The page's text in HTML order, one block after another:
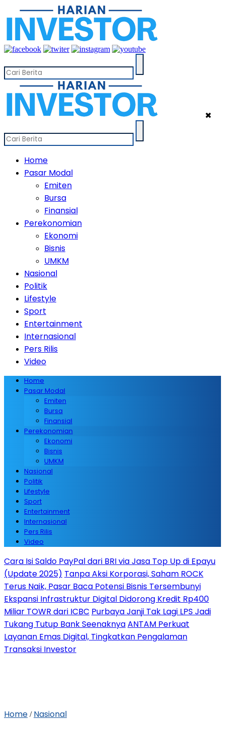
✖
Home
Pasar Modal
Emiten
Bursa
Finansial
Perekonomian
Ekonomi
Bisnis
UMKM
Nasional
Politik
Lifestyle
Sport
Entertainment
Internasional
Pers Rilis
Video
Home
Pasar Modal
Emiten
Bursa
Finansial
Perekonomian
Ekonomi
Bisnis
UMKM
Nasional
Politik
Lifestyle
Sport
Entertainment
Internasional
Pers Rilis
Video
Cara Isi Saldo PayPal dari BRI via Jasa Top Up di Epayu
(Update 2025) Tanpa Aksi Korporasi, Saham ROCK
Terus Naik, Pasar Baca Potensi Bisnis Tersembunyi
Ekspansi Infrastruktur Digital Didorong Kredit Rp400
Miliar TOWR dari ICBC Purbaya Janji Tak Lagi LPS Jadi
Tukang Tutup Bank SeenaknyaANTAM Perkuat
Layanan Emas Digital, Tingkatkan Pengalaman
Transaksi Investor
Home / Nasional